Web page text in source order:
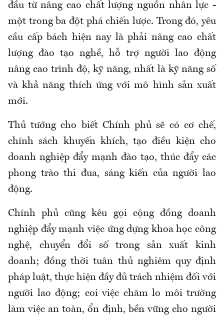
đầu từ nâng cao chất lượng nguồn nhân lực -
một trong ba đột phá chiến lược. Trong đó, yêu
cầu cấp bách hiện nay là phải nâng cao chất
lượng đào tạo nghề, hỗ trợ người lao động
nâng cao trình độ, kỹ năng, nhất là kỹ năng số
và khả năng thích ứng với mô hình sản xuất
mới.
Thủ tướng cho biếtChính phủ sẽ có cơ chế,
chính sách khuyến khích, tạo điều kiện cho
doanh nghiệp đẩy mạnh đào tạo, thúc đẩy các
phong trào thi đua, sáng kiến của người lao
động.
Chính phủ cũng kêu gọi cộng đồng doanh
nghiệp đẩy mạnh việc ứng dựng khoa học công
nghệ, chuyển đổi số trong sản xuất kinh
doanh; đồng thời tuân thủ nghiêm quy định
pháp luật, thực hiện đầy đủ trách nhiệm đối với
người lao động; coi việc chăm lo môi trường
làm việc an toàn, ổn định, bền vững cho người